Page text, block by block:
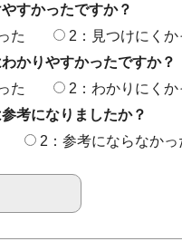
すかったですか？
た
2：見つけにくか
かりやすかったですか？
た
2：わかりにくか
考になりましたか？
2：参考にならなかっ